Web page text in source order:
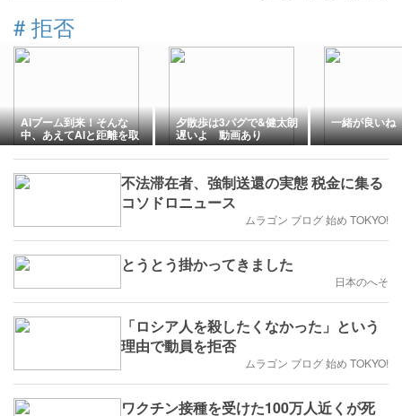
# 拒否
AIブーム到来！そんな
中、あえてAIと距離を取
る人も増加中・・・。
夕散歩は3パグで&健太朗
遅いよ 動画あり
一緒が良い
不法滞在者、強制送還の実態 税金に集る
コソドロニュース
ムラゴン ブログ 始め TOKYO!
とうとう掛かってきました
日本のへそ
「ロシア人を殺したくなかった」という
理由で動員を拒否
ムラゴン ブログ 始め TOKYO!
ワクチン接種を受けた100万人近くが死